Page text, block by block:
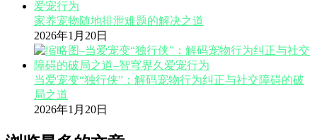
家养宠物随地排泄难题的解决之道
2026年1月20日
当爱宠变“独行侠”：解码宠物行为纠正与社交障碍的破
局之道
2026年1月20日